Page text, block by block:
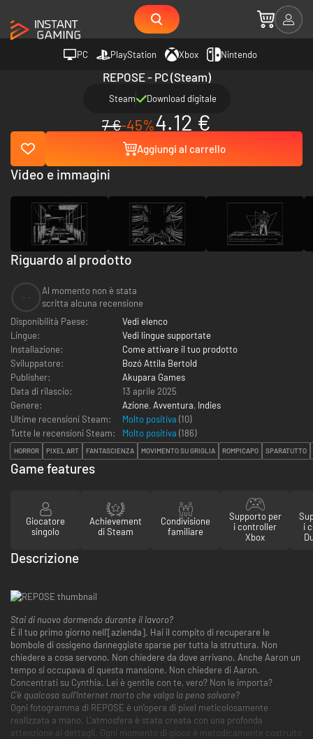
PC PlayStation Xbox Nintendo
REPOSE - PC (Steam)
Steam Download digitale
7 €-45%4.12 €
Aggiungi al carrello
Riguardo al prodotto
Al momento non è stata
scritta alcuna recensione
Disponibilità Paese:
Vedi elenco
Lingue:
Vedi lingue supportate
Installazione:
Come attivare il tuo prodotto
Sviluppatore:
Bozó Attila Bertold
Publisher:
Akupara Games
Data di rilascio:
13 aprile 2025
Genere:
Azione, Avventura, Indies
Ultime recensioni Steam:
Molto positiva (10)
Tutte le recensioni Steam:
Molto positiva (186)
HORROR PIXEL ART FANTASCIENZA MOVIMENTO SU GRIGLIA ROMPICAPO SPARATUTTO
Video e immagini
Game features
Giocatore
singolo
Achievement
di Steam
Condivisione
familiare
Supporto per
i controller
Xbox
i
Descrizione
Stai di nuovo dormendo durante il lavoro?
È il tuo primo giorno nell'[azienda]. Hai il compito di recuperare le
bombole di ossigeno danneggiate sparse per tutta la struttura. Non
chiedere a cosa servono. Non chiedere da dove arrivano. Anche Aaron un
tempo si occupava di questa mansione. Non chiedere di Aaron.
Concentrati su Cynthia. Lei è gentile con te, vero? Non le importa?
C'è qualcosa sull'Internet morto che valga la pena salvare?
Ogni fotogramma di REPOSE è un'opera di pixel meticolosamente
realizzata a mano. L'atmosfera è stata creata con una profonda
attenzione ai dettagli. Ogni momento di gioco è metodicamente costruito